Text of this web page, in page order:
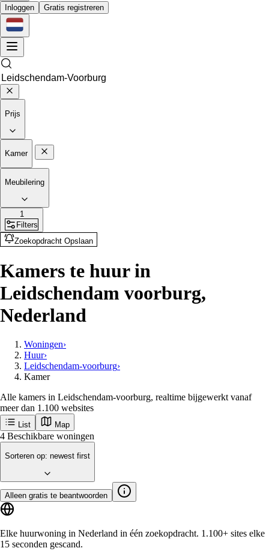
Inloggen Gratis registreren
Prijs
Kamer
Meubilering
1
Filters
Zoekopdracht Opslaan
Kamers te huur in
Leidschendam voorburg,
Nederland
Woningen›
Huur›
Leidschendam-voorburg›
Kamer
Alle kamers in Leidschendam-voorburg, realtime bijgewerkt vanaf
meer dan 1.100 websites
List Map
Ontvang als eerste nieuwe woningen in
Leidschendam-Voorburg
Leidschendam-Voorburg